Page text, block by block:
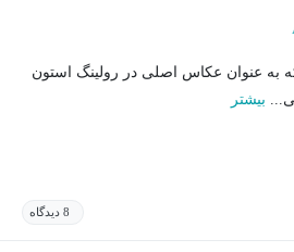
که به عنوان عکاس اصلی در رولینگ استون
بیشتر
8 دیدگاه